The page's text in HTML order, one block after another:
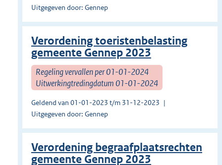
Uitgegeven door: Gennep
Verordening toeristenbelasting
gemeente Gennep 2023
Regeling vervallen per 01-01-2024
Uitwerkingtredingdatum 01-01-2024
Geldend van 01-01-2023 t/m 31-12-2023
Uitgegeven door: Gennep
Verordening begraafplaatsrechten
gemeente Gennep 2023